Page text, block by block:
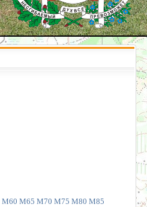
М60 М65 М70 М75 М80 М85